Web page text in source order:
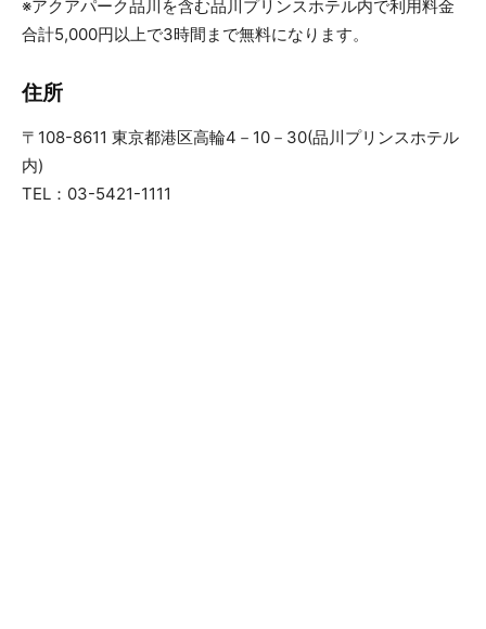
※アクアパーク品川を含む品川プリンスホテル内で利用料金
合計5,000円以上で3時間まで無料になります。
住所
〒108-8611 東京都港区高輪4－10－30(品川プリンスホテル
内)
TEL：03-5421-1111